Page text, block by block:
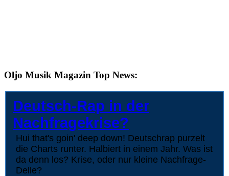
Oljo Musik Magazin Top News:
Deutsch-Rap in der
Nachfragekrise?
Hui that's goin' deep down! Deutschrap purzelt
die Charts runter. Halbiert in einem Jahr. Was ist
da denn los? Krise, oder nur kleine Nachfrage-
Delle?